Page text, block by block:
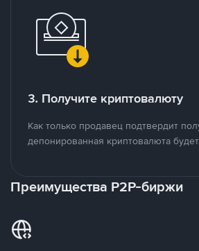
3. Получите криптовалюту
Как только продавец подтвердит
депонированная криптовалюта
Преимущества P2P-биржи